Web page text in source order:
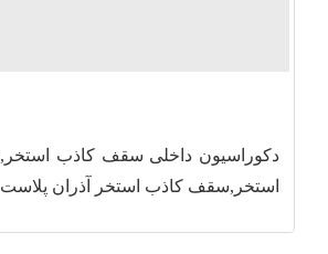
استخر,سقف کاذب استخر آذران پلاست